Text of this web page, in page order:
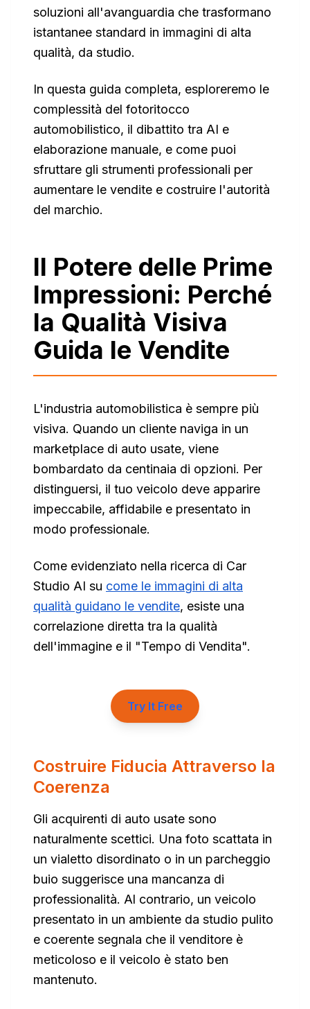
soluzioni all'avanguardia che trasformano
istantanee standard in immagini di alta
qualità, da studio.
In questa guida completa, esploreremo le
complessità del fotoritocco
automobilistico, il dibattito tra AI e
elaborazione manuale, e come puoi
sfruttare gli strumenti professionali per
aumentare le vendite e costruire l'autorità
del marchio.
Il Potere delle Prime
Impressioni: Perché
la Qualità Visiva
Guida le Vendite
L'industria automobilistica è sempre più
visiva. Quando un cliente naviga in un
marketplace di auto usate, viene
bombardato da centinaia di opzioni. Per
distinguersi, il tuo veicolo deve apparire
impeccabile, affidabile e presentato in
modo professionale.
Come evidenziato nella ricerca di Car
Studio AI su come le immagini di alta
qualità guidano le vendite, esiste una
correlazione diretta tra la qualità
dell'immagine e il "Tempo di Vendita".
Try It Free
Costruire Fiducia Attraverso la
Coerenza
Gli acquirenti di auto usate sono
naturalmente scettici. Una foto scattata in
un vialetto disordinato o in un parcheggio
buio suggerisce una mancanza di
professionalità. Al contrario, un veicolo
presentato in un ambiente da studio pulito
e coerente segnala che il venditore è
meticoloso e il veicolo è stato ben
mantenuto.